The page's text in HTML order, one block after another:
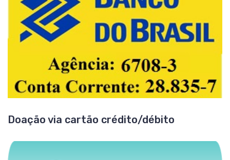
Doação via cartão crédito/débito